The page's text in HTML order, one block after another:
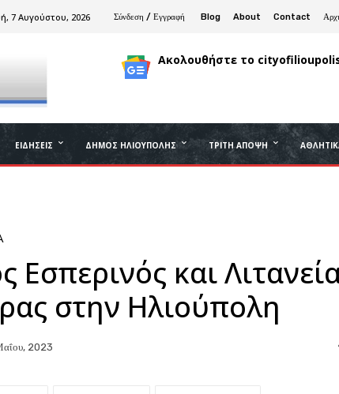
7 Αυγούστου, 2026 Σύνδεση / Εγγραφή Blog About Contact
Ακολουθήστε το
ΕΙΔΉΣΕΙΣ ΔΉΜΟΣ ΗΛΙΟΎΠΟΛΗΣ ΤΡΊΤΗ ΆΠΟΨΗ
Εσπερινός και
στην Ηλιούπολη
2023